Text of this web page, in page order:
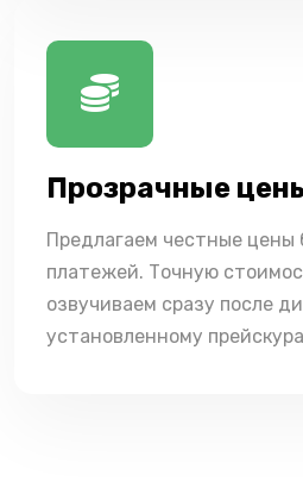
Прозрачные
Предлагаем честные цены
платежей. Точную
озвучиваем сразу после
установленному